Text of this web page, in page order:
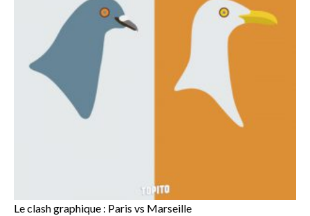
Le clash graphique : Paris vs Marseille